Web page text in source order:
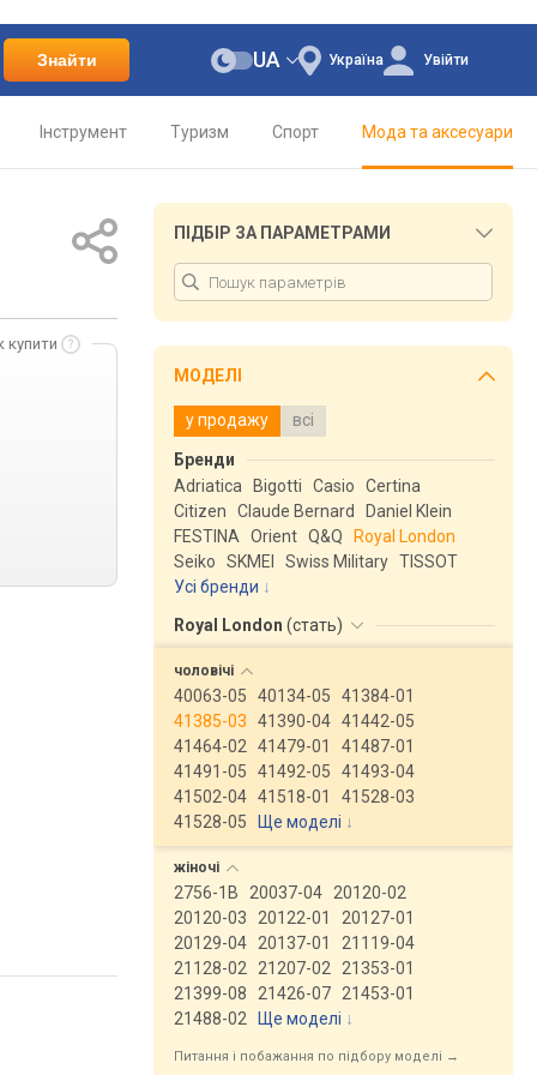
Знайти Україна
UA Увійти
Інструмент Туризм Спорт Мода та аксесуари
купити
ПІДБІР ЗА ПАРАМЕТРАМИ
МОДЕЛІ
у продажу всі
Бренди
Adriatica
Bigotti Casio
Certina
Citizen
Claude Bernard
Daniel Klein
FESTINA
Orient Q&Q
Royal London
Seiko
SKMEI Swiss Military TISSOT
Усі бренди
Royal London (стать)
чоловічі
40063-05 40134-05
41384-01
41385-03
41390-04 41442-05
41464-02
41479-01
41487-01
41491-05
41492-05
41493-04
41502-04 41518-01
41528-03
41528-05
Ще моделі ↓
жіночі
2756-1B 20037-04
20120-02
20120-03
20122-01
20127-01
20129-04
20137-01
21119-04
21128-02
21207-02
21353-01
21399-08
21426-07
21453-01
21488-02
Ще моделі ↓
Питання і побажання по підбору моделі →